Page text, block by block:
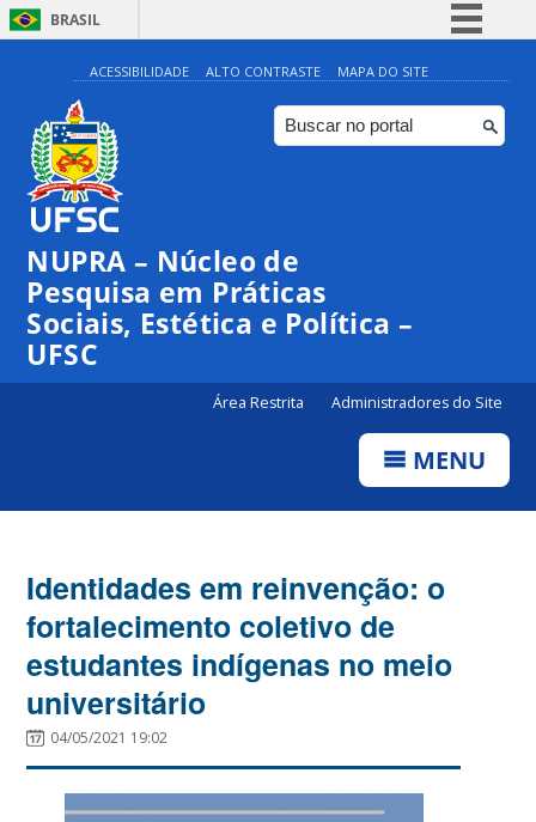
BRASIL
Simplifique!
Comunica BR
Participe
ACESSIBILIDADE ALTO CONTRASTE MAPA DO SITE
NUPRA – Núcleo de
Pesquisa em Práticas
Sociais, Estética e Política –
UFSC
Área Restrita Administradores do Site
MENU
Identidades em reinvenção: o
fortalecimento coletivo de
estudantes indígenas no meio
universitário
04/05/2021 19:02